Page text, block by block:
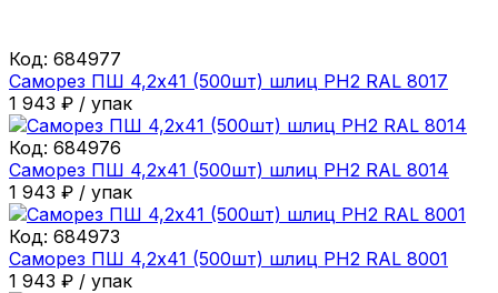
Код: 684977
Саморез ПШ 4,2х41 (500шт) шлиц PH2 RAL 8017
1 943 ₽ / упак
Код: 684976
Саморез ПШ 4,2х41 (500шт) шлиц PH2 RAL 8014
1 943 ₽ / упак
Код: 684973
Саморез ПШ 4,2х41 (500шт) шлиц PH2 RAL 8001
1 943 ₽ / упак